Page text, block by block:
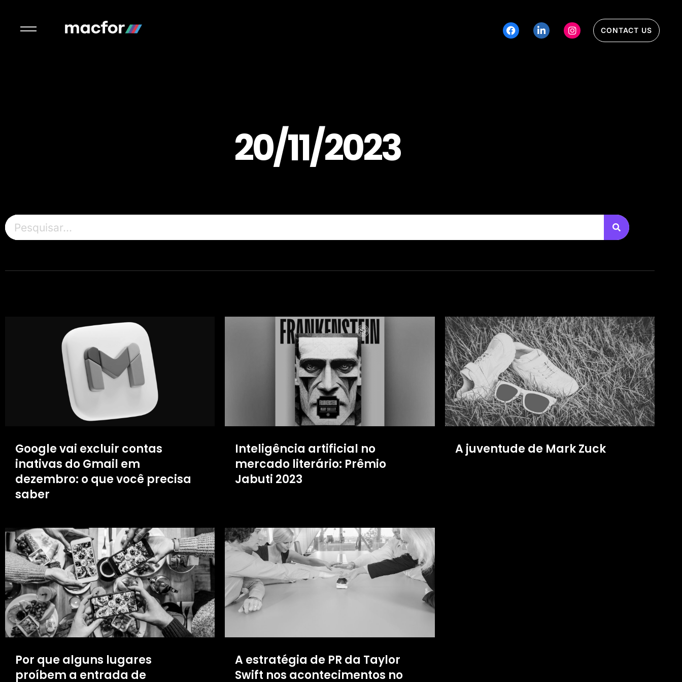
CONTACT US
20/11/2023
Google vai excluir contas
inativas do Gmail em
dezembro: o que você precisa
saber
Inteligência artificial no
mercado literário: Prêmio
Jabuti 2023
A juventude de Mark Zuck
Por que alguns lugares
proíbem a entrada de
A estratégia de PR da Taylor
Swift nos acontecimentos no